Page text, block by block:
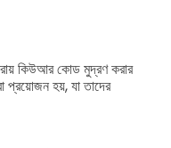
কিউআর কোড মুদ্রণ করার
প্রয়োজন হয়, যা তাদের